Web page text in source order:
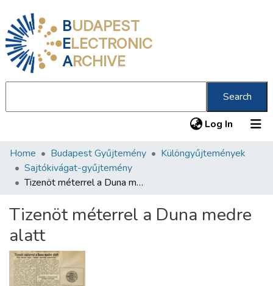
BUDAPEST
ELECTRONIC
ARCHIVE
Search
Log In (current)
Communities & Collections
All of DSpace
About us
Home Budapest Gyűjtemény
Különgyűjtemények
Sajtókivágat-gyűjtemény
Tizenöt méterrel a Duna medre alatt
Tizenöt méterrel a Duna medre
alatt